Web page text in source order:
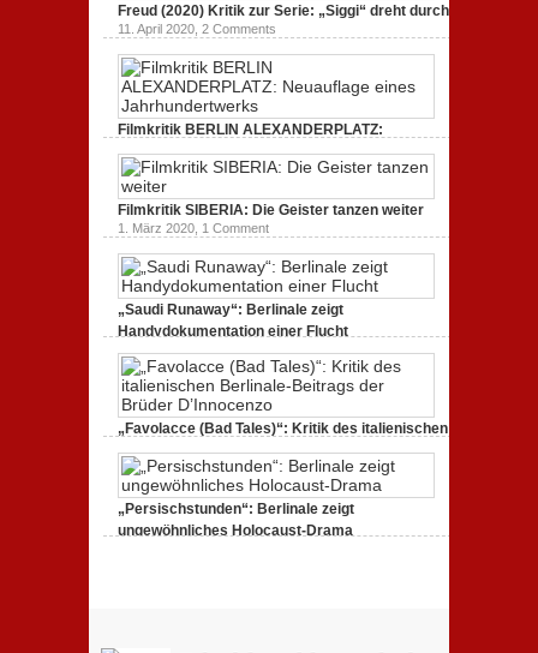
Freud (2020) Kritik zur Serie: „Siggi“ dreht durch
11. April 2020, 2 Comments
Filmkritik BERLIN ALEXANDERPLATZ:
Neuauflage eines Jahrhundertwerks
1. März 2020,2 Comments
Filmkritik SIBERIA: Die Geister tanzen weiter
1. März 2020, 1 Comment
„Saudi Runaway“: Berlinale zeigt
Handydokumentation einer Flucht
„Favolacce (Bad Tales)“: Kritik des italienischen
Berlinale-Beitrags der Brüder D’Innocenzo
25. Februar 2020,2 Comments
„Persischstunden“: Berlinale zeigt
ungewöhnliches Holocaust-Drama